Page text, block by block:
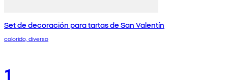
Set de decoración para tartas de San Valentín
colorido, diverso